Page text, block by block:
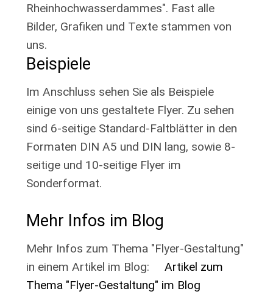
Rheinhochwasserdammes". Fast alle
Bilder, Grafiken und Texte stammen von
uns.
Beispiele
Im Anschluss sehen Sie als Beispiele
einige von uns gestaltete Flyer. Zu sehen
sind 6-seitige Standard-Faltblätter in den
Formaten DIN A5 und DIN lang, sowie 8-
seitige und 10-seitige Flyer im
Sonderformat.
Mehr Infos im Blog
Mehr Infos zum Thema "Flyer-Gestaltung"
in einem Artikel im Blog:
Artikel zum
Thema "Flyer-Gestaltung" im Blog